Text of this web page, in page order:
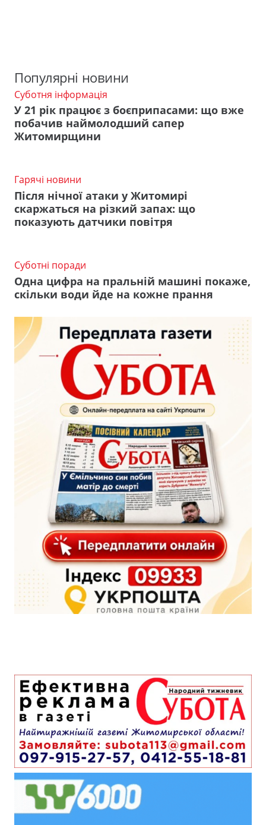
Популярні новини
Суботня інформація
У 21 рік працює з боєприпасами: що вже
побачив наймолодший сапер
Житомирщини
Гарячі новини
Після нічної атаки у Житомирі
скаржаться на різкий запах: що
показують датчики повітря
Суботні поради
Одна цифра на пральній машині покаже,
скільки води йде на кожне прання